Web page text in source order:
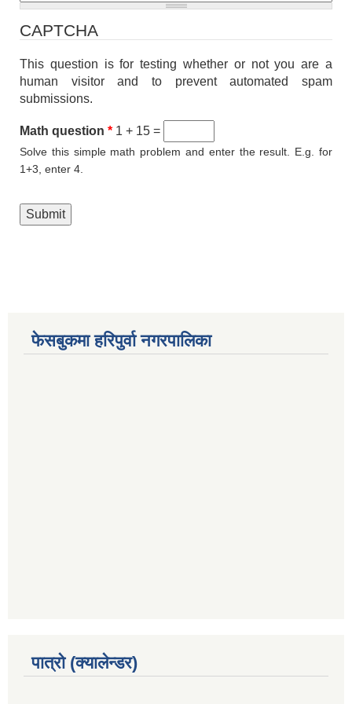
CAPTCHA
This question is for testing whether or not you are a
human visitor and to prevent automated spam
submissions.
Math question * 1 + 15 =
Solve this simple math problem and enter the result. E.g. for
1+3, enter 4.
फेसबुकमा हरिपुर्वा नगरपालिका
पात्रो (क्यालेन्डर)